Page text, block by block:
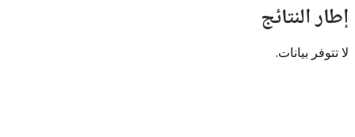
بيانات.